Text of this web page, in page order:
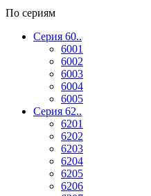
По сериям
Серия 60..
6001
6002
6003
6004
6005
Серия 62..
6201
6202
6203
6204
6205
6206